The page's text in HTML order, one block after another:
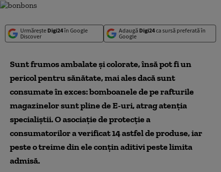
Urmărește Digi24în Google
Discover
Adaugă Digi24ca sursă preferată în
Google
Sunt frumos ambalate şi colorate, însă pot fi un
pericol pentru sănătate, mai ales dacă sunt
consumate în exces: bomboanele de pe rafturile
magazinelor sunt pline de E-uri, atrag atenţia
specialiştii. O asociaţie de protecţie a
consumatorilor a verificat 14 astfel de produse, iar
peste o treime din ele conţin aditivi peste limita
admisă.